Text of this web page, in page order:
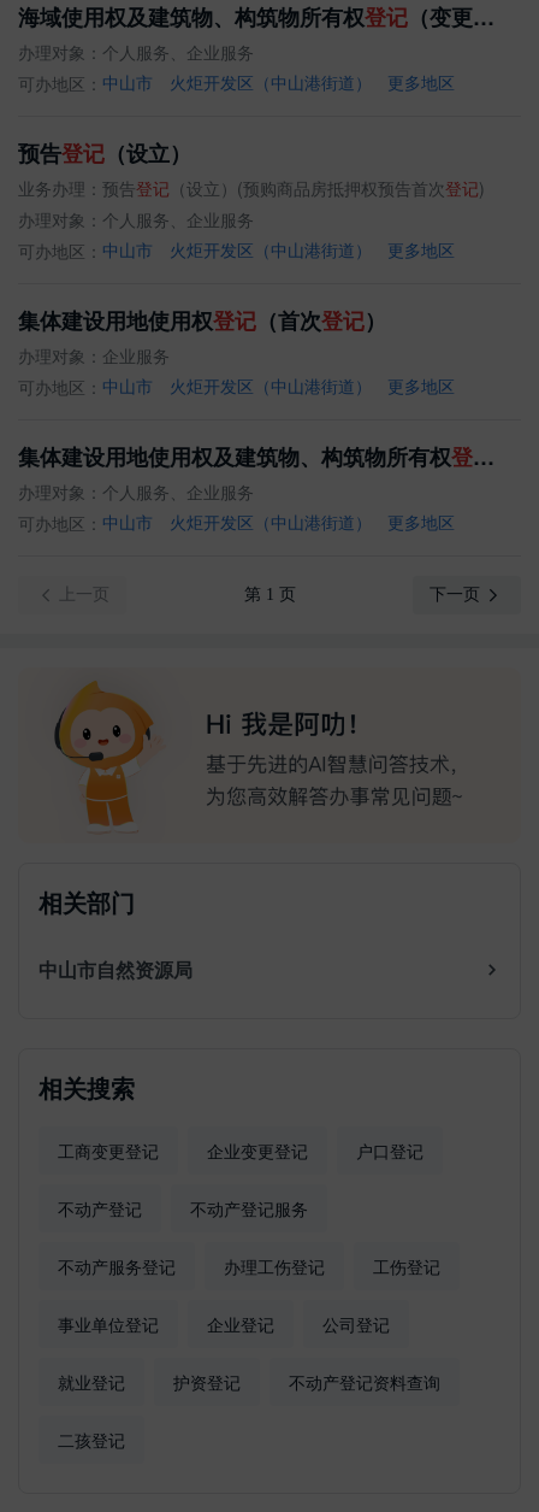
海域使用权及建筑物、构筑物所有权登记 （变更登记
办理对象： 个人服务、企业服务
可办地区： 中山市 火炬开发区（中山港街道） 更多地区
预告登记 （设立）
业务办理： 预告登记 （设立）(预购商品房抵押权预告首次登记)
办理对象： 个人服务、企业服务
可办地区： 中山市 火炬开发区（中山港街道） 更多地区
集体建设用地使用权登记 （首次登记）
办理对象： 企业服务
可办地区： 中山市 火炬开发区（中山港街道） 更多地区
集体建设用地使用权及建筑物、构筑物所有权登记
办理对象： 个人服务、企业服务
可办地区： 中山市 火炬开发区（中山港街道） 更多地区
上一页 第 1 页 下一页
相关部门
中山市自然资源局
相关搜索
工商变更登记 企业变更登记 户口登记
不动产登记 不动产登记服务
不动产服务登记 办理工伤登记 工伤登记
事业单位登记 企业登记 公司登记
就业登记 护资登记 不动产登记资料查询
二孩登记